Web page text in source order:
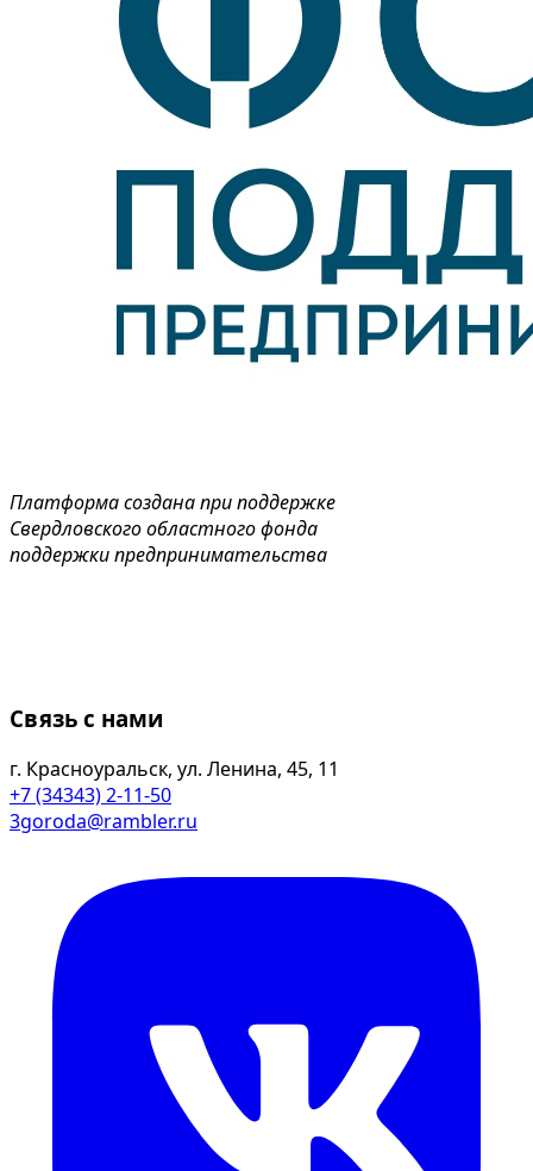
Платформа создана при поддержке
Свердловского областного фонда
поддержки предпринимательства
Связь с нами
г. Красноуральск, ул. Ленина, 45, 11
+7 (34343) 2-11-50
3goroda@rambler.ru